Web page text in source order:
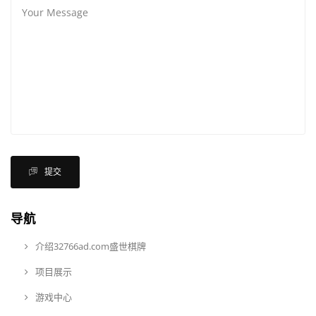
提交
导航
介绍32766ad.com盛世棋牌
项目展示
游戏中心